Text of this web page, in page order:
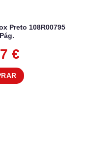
Preto 108R00795
€